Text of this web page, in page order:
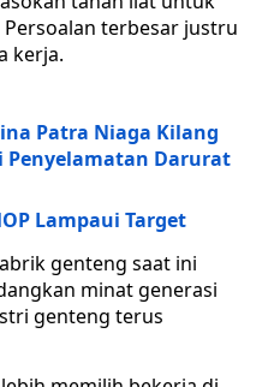
terbesar justru
kerja.
Patra Niaga Kilang
Penyelamatan Darurat
Lampaui Target
genteng saat ini
minat generasi
genteng terus